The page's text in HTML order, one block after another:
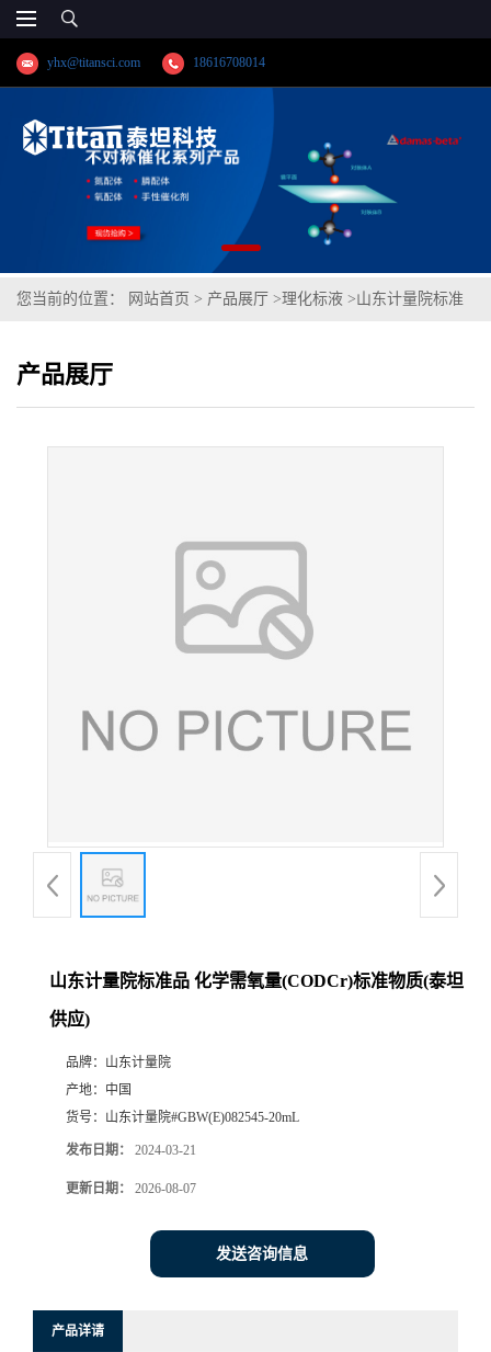
yhx@titansci.com 18616708014
您当前的位置： 网站首页 > 产品展厅 >理化标液 >山东计量院标准
产品展厅
山东计量院标准品 化学需氧量(CODCr)标准物质(泰坦
供应)
品牌： 山东计量院
产地： 中国
货号： 山东计量院#GBW(E)082545-20mL
发布日期： 2024-03-21
更新日期： 2026-08-07
发送咨询信息
产品详请